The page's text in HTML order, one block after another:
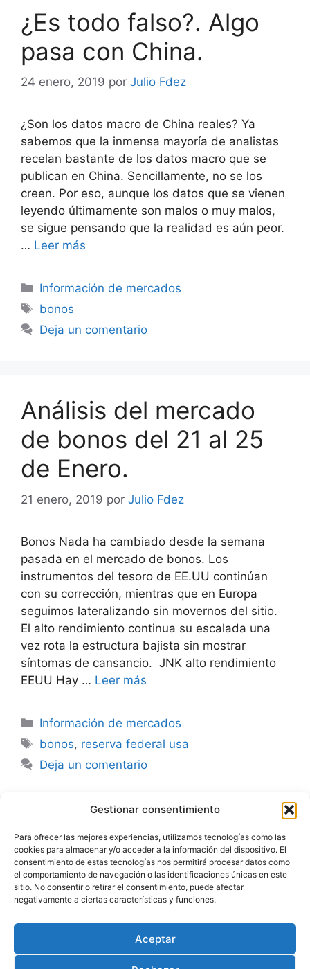
Gestionar consentimiento
Para ofrecer las mejores experiencias, utilizamos tecnologías como las
cookies para almacenar y/o acceder a la información del dispositivo. El
consentimiento de estas tecnologías nos permitirá procesar datos como
el comportamiento de navegación o las identificaciones únicas en este
sitio. No consentir o retirar el consentimiento, puede afectar
negativamente a ciertas características y funciones.
Aceptar
¿Es todo falso?. Algo
pasa con China.
24 enero, 2019 por Julio Fdez
¿Son los datos macro de China reales? Ya
sabemos que la inmensa mayoría de analistas
recelan bastante de los datos macro que se
publican en China. Sencillamente, no se los
creen. Por eso, aunque los datos que se vienen
leyendo últimamente son malos o muy malos,
se sigue pensando que la realidad es aún peor.
… Leer más
Categorías
Información de mercados
Etiquetas
bonos
Deja un comentario
Análisis del mercado
de bonos del 21 al 25
de Enero.
21 enero, 2019 por Julio Fdez
Bonos Nada ha cambiado desde la semana
pasada en el mercado de bonos. Los
instrumentos del tesoro de EE.UU continúan
con su corrección, mientras que en Europa
seguimos lateralizando sin movernos del sitio.
El alto rendimiento continua su escalada una
vez rota la estructura bajista sin mostrar
síntomas de cansancio. JNK alto rendimiento
EEUU Hay … Leer más
Categorías
Información de mercados
Etiquetas
bonos, reserva federal usa
Deja un comentario
Advertencia
Política de privacidad
Aviso legal
Política de cookies